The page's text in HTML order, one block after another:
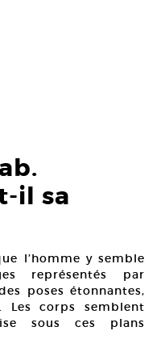
il sa
l’homme y semble
représentés par
poses étonnantes,
Les corps semblent
sous ces plans